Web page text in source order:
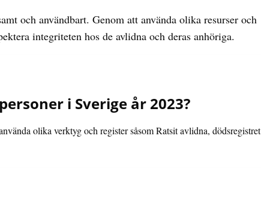
och användbart. Genom att använda olika resurser och
integriteten hos de avlidna och deras anhöriga.
i Sverige år 2023?
olika verktyg och register såsom Ratsit avlidna, dödsregistret